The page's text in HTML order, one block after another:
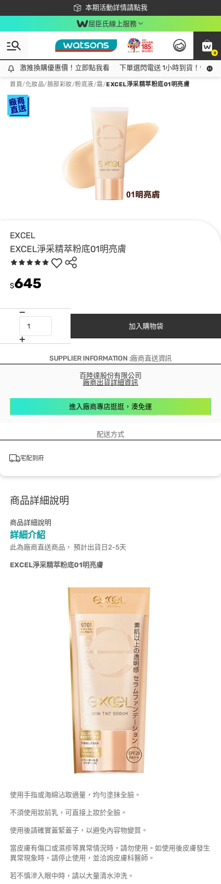
本期活動詳情請點我
下載app最高回饋$350
屈臣氏線上服務
0
激推換購優惠價！立即點我看
激推換購優惠價！立即點我看 下單選閃電送 1小時到貨！領神
首頁/化妝品/臉部彩妝/粉底液/霜/EXCEL淨采精萃粉底01明亮膚
EXCEL
EXCEL淨采精萃粉底01明亮膚
$645
加入購物袋
SUPPLIER INFORMATION :廠商直送資訊
百陸達股份有限公司
廠商出貨詳細資訊
進入廠商專店逛逛，湊免運
配送方式
宅配到府
商品詳細說明
商品詳細說明
詳細介紹
此為廠商直送商品， 預計出貨日2-5天
EXCEL淨采精萃粉底01明亮膚
使用手指或海綿沾取適量，均勻塗抹全臉。
不須使用妝前乳，可直接上妝於全臉。
使用後請確實蓋緊蓋子，以避免內容物變質。
當皮膚有傷口或濕疹等異常情況時，請勿使用。如使用後皮膚發生
異常現象時，請停止使用，並洽詢皮膚科醫師。
若不慎滲入眼中時，請以大量清水沖洗。